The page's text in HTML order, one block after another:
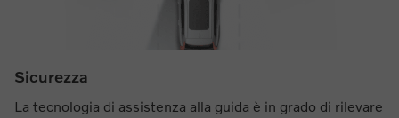
Sicurezza
La tecnologia di assistenza alla guida è in grado di rilevare